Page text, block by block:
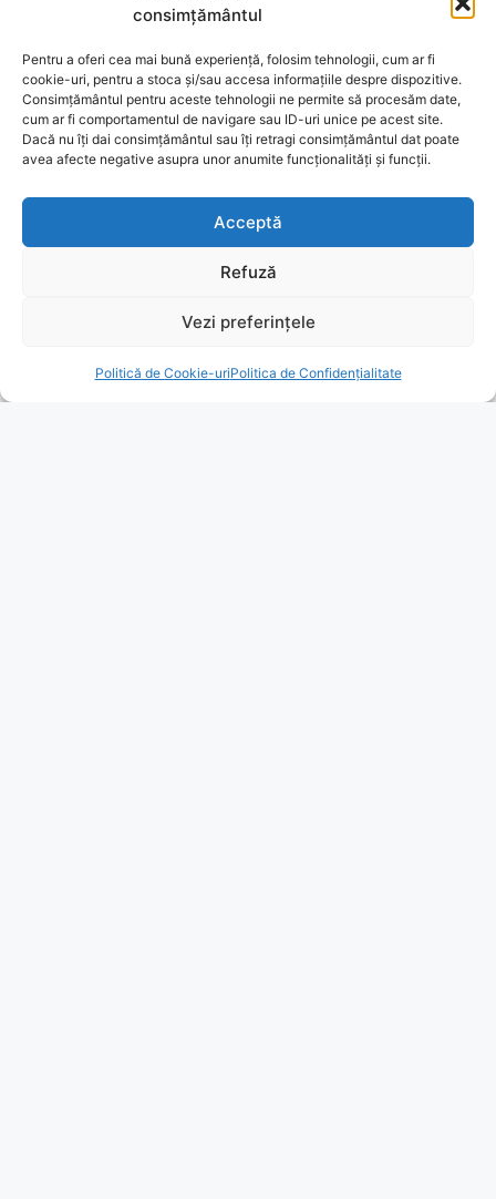
consimțământul
Pentru a oferi cea mai bună experiență, folosim tehnologii, cum ar fi
cookie-uri, pentru a stoca și/sau accesa informațiile despre dispozitive.
Consimțământul pentru aceste tehnologii ne permite să procesăm date,
cum ar fi comportamentul de navigare sau ID-uri unice pe acest site.
Dacă nu îți dai consimțământul sau îți retragi consimțământul dat poate
avea afecte negative asupra unor anumite funcționalități și funcții.
Acceptă
Refuză
Vezi preferințele
Politică de Cookie-uriPolitica de Confidențialitate